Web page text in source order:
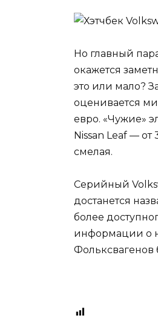
Но главный
окажется
это или мало?
оценивается
евро. «Чужие»
Nissan Leaf — от
смелая.
Серийный
достанется
более
информации о
Фольксвагенов